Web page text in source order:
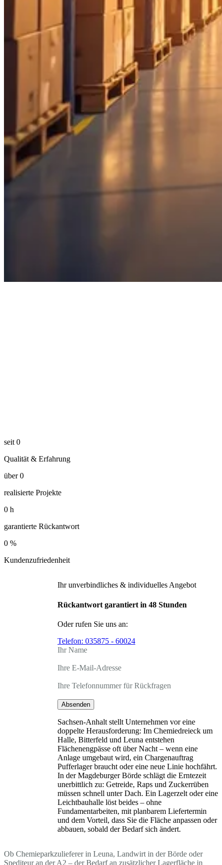
seit 0
Qualität & Erfahrung
über 0
realisierte Projekte
0 h
garantierte Rückantwort
0 %
Kundenzufriedenheit
Ihr unverbindliches & individuelles Angebot
Rückantwort garantiert in 48 Stunden
Oder rufen Sie uns an:
Telefon: 035875 - 60024
Ihr Name
Ihre E-Mail-Adresse
Ihre Telefonnummer für Rückfragen
Absenden
Sachsen-Anhalt stellt Unternehmen vor eine
doppelte Herausforderung: Im Chemiedreieck um
Halle, Bitterfeld und Leuna entstehen
Flächenengpässe oft über Nacht – wenn eine
Anlage umgebaut wird, ein Chargenauftrag
Pufferlager braucht oder eine neue Linie hochfährt.
In der Magdeburger Börde schlägt die Erntezeit
unerbittlich zu: Getreide, Raps und Zuckerrüben
müssen schnell unter Dach. Ein Lagerzelt oder eine
Leichtbauhalle löst beides – ohne
Fundamentarbeiten, mit planbarem Liefertermin
und dem Vorteil, dass Sie die Fläche anpassen oder
abbauen, sobald der Bedarf sich ändert.
Ob Chemieparkzulieferer in Leuna, Landwirt in der Börde oder
Spediteur an der A2 – der Bedarf an zusätzlicher Lagerfläche in